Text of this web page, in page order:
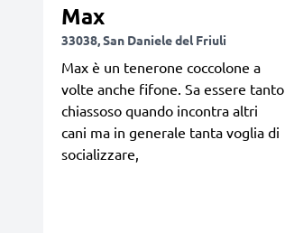
Max
33038, San Daniele del Friuli
Max è un tenerone coccolone a
volte anche fifone. Sa essere tanto
chiassoso quando incontra altri
cani ma in generale tanta voglia di
socializzare,